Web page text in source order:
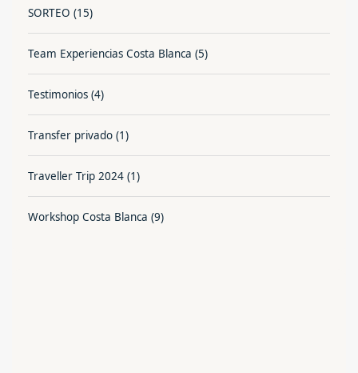
SORTEO (15)
Team Experiencias Costa Blanca (5)
Testimonios (4)
Transfer privado (1)
Traveller Trip 2024 (1)
Workshop Costa Blanca (9)